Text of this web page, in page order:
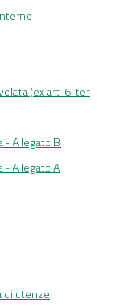
(ex art. 6-ter
- Allegato B
- Allegato A
di utenze